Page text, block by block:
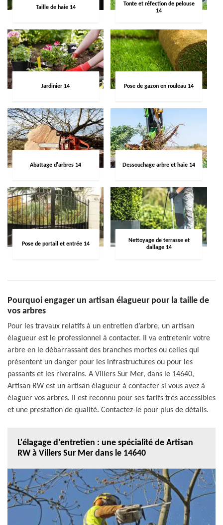
Taille de haie 14
Tonte et réfection de pelouse
14
Jardinier 14 Pose de gazon en rouleau 14
Abattage d'arbres 14 Dessouchage arbre et haie 14
Pose de portail et entrée 14
Nettoyage de terrasse et
dallage 14
Pourquoi engager un artisan élagueur pour la taille de
vos arbres
Pour les travaux relatifs à un entretien d’arbre, un artisan
élagueur est le professionnel à contacter. Il va entretenir votre
arbre en le débarrassant des branches mortes ou celles qui
présentent un danger pour les infrastructures ou pour les
passants et les riverains. A Villers Sur Mer, dans le 14640,
Artisan RW est un artisan élagueur à contacter si vous avez à
élaguer vos arbres. Il est reconnu pour ses tarifs très accessibles
et une prestation de qualité. Contactez-le pour plus de détails.
L'élagage d'entretien : une spécialité de Artisan
RW à Villers Sur Mer dans le 14640